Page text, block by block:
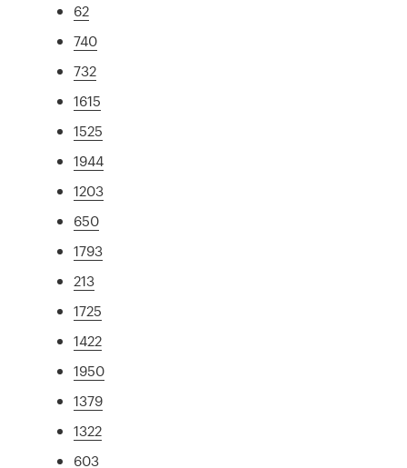
62
740
732
1615
1525
1944
1203
650
1793
213
1725
1422
1950
1379
1322
603